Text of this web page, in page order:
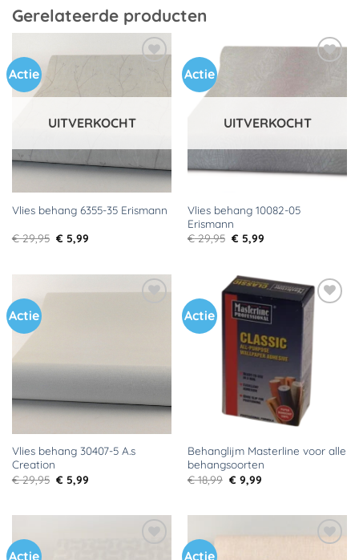
Gerelateerde producten
Actie
verlanglijst
UITVERKOCHT
Vlies behang 6355-35 Erismann
€29,95 Oorspronkelijke
prijs
€ 5,99Huidige
Actie
verlanglijst
UITVERKOCHT
Vlies behang 10082-05
Erismann
€29,95 Oorspronkelijke
prijs
€ 5,99Huidige
Actie
Vlies behang 30407-5 A.s
Creation
€29,95 Oorspronkelijke
prijs
€ 5,99Huidige
Actie
Toevoegen
Behanglijm Masterline voor alle
behangsoorten
€18,99 Oorspronkelijke
prijs
€ 9,99Huidige
Actie Actie